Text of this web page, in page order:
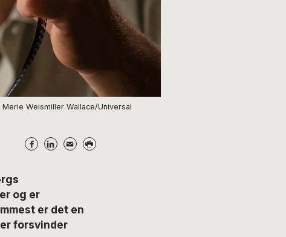
Weismiller Wallace/Universal
og er
er det en
forsvinder